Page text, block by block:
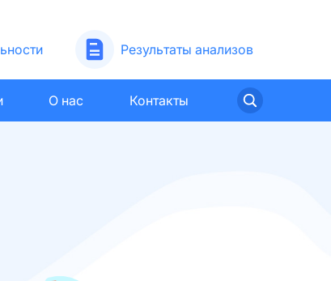
Результаты анализов
О нас Контакты